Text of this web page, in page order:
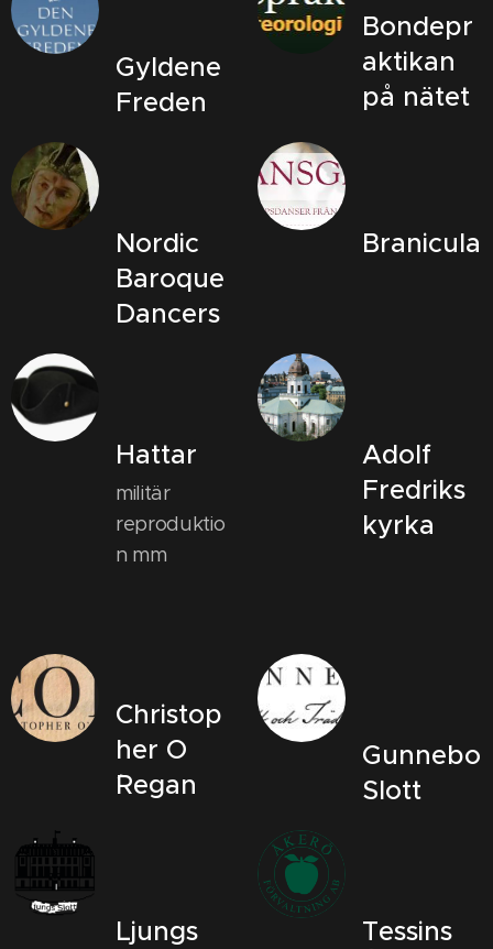
Gyldene
Freden
Bondepr
aktikan
på nätet
Nordic
Baroque
Dancers
Branicula
Hattar
militär
reproduktio
n mm
Adolf
Fredriks
kyrka
Christop
her O
´Regan
Gunnebo
Slott
Ljungs
Tessins